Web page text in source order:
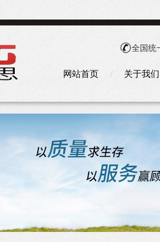
全国统
网站首页 关于我们